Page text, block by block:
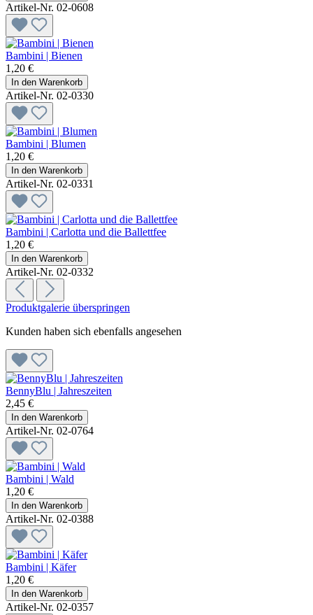
Artikel-Nr. 02-0608
Bambini | Bienen
1,20 €
In den Warenkorb
Artikel-Nr. 02-0330
Bambini | Blumen
1,20 €
In den Warenkorb
Artikel-Nr. 02-0331
Bambini | Carlotta und die Ballettfee
1,20 €
In den Warenkorb
Artikel-Nr. 02-0332
Produktgalerie überspringen
Kunden haben sich ebenfalls angesehen
BennyBlu | Jahreszeiten
2,45 €
In den Warenkorb
Artikel-Nr. 02-0764
Bambini | Wald
1,20 €
In den Warenkorb
Artikel-Nr. 02-0388
Bambini | Käfer
1,20 €
In den Warenkorb
Artikel-Nr. 02-0357